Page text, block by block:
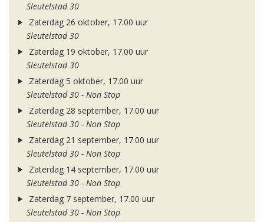
Sleutelstad 30
Zaterdag 26 oktober, 17.00 uur
Sleutelstad 30
Zaterdag 19 oktober, 17.00 uur
Sleutelstad 30
Zaterdag 5 oktober, 17.00 uur
Sleutelstad 30 - Non Stop
Zaterdag 28 september, 17.00 uur
Sleutelstad 30 - Non Stop
Zaterdag 21 september, 17.00 uur
Sleutelstad 30 - Non Stop
Zaterdag 14 september, 17.00 uur
Sleutelstad 30 - Non Stop
Zaterdag 7 september, 17.00 uur
Sleutelstad 30 - Non Stop